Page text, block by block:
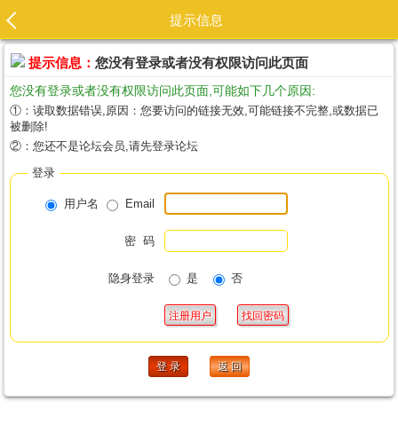
提示信息
提示信息： 您没有登录或者没有权限访问此页面
您没有登录或者没有权限访问此页面,可能如下几个原因:
①：读取数据错误,原因：您要访问的链接无效,可能链接不完整,或数据已
被删除!
②：您还不是论坛会员,请先登录论坛
登录
用户名 Email
密 码
隐身登录 是 否